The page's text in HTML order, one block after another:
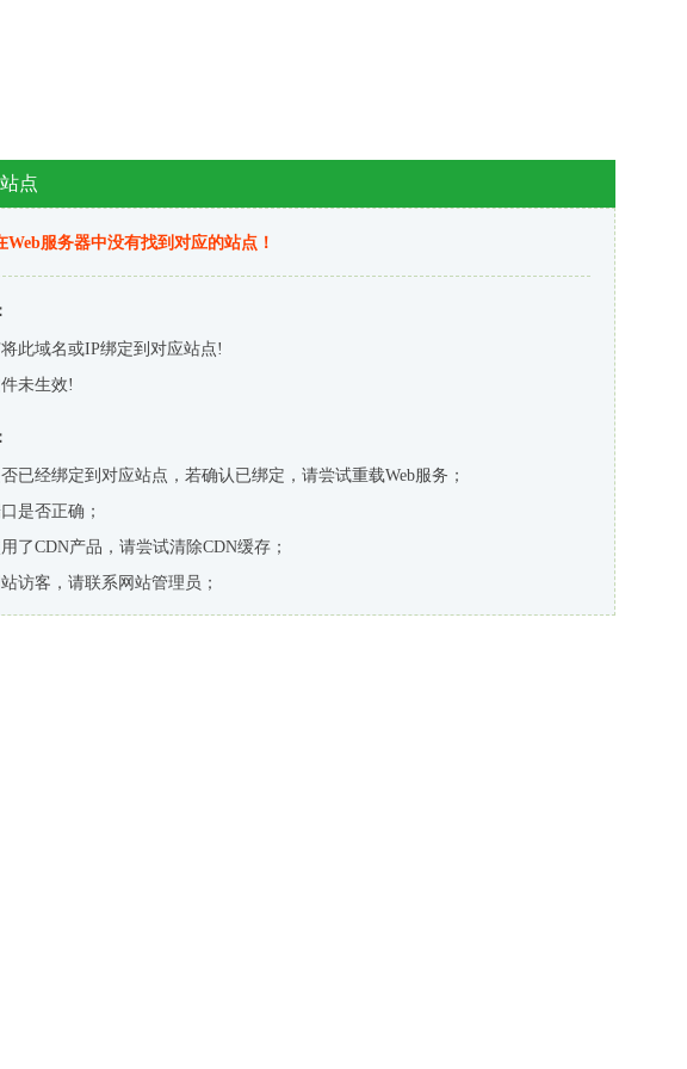
点
Web服务器中没有找到对应的站点！
此域名或IP绑定到对应站点!
未生效!
已经绑定到对应站点，若确认已绑定，请尝试重载Web服务；
是否正确；
了CDN产品，请尝试清除CDN缓存；
访客，请联系网站管理员；